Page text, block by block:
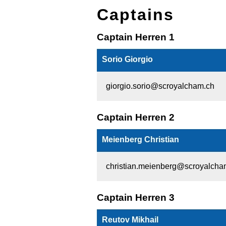
Captains
Captain Herren 1
Sorio Giorgio
giorgio.sorio@scroyalcham.ch
Captain Herren 2
Meienberg Christian
Captain Herren 3
Reutov Mikhail